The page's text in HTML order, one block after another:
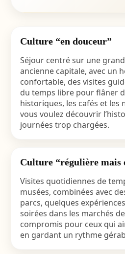
Culture “en douceur”
Séjour centré sur une
ancienne capitale, avec un
confortable, des visites
du temps libre pour flâner
historiques, les cafés et les
vous voulez découvrir
journées trop chargées.
Culture “régulière mais
Visites quotidiennes de
musées, combinées avec
parcs, quelques
soirées dans les marchés
compromis pour ceux qui
en gardant un rythme